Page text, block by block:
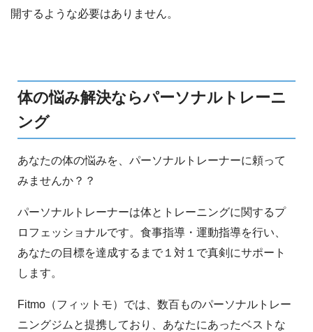
開するような必要はありません。
体の悩み解決ならパーソナルトレーニ
ング
あなたの体の悩みを、パーソナルトレーナーに頼って
みませんか？？
パーソナルトレーナーは体とトレーニングに関するプ
ロフェッショナルです。食事指導・運動指導を行い、
あなたの目標を達成するまで１対１で真剣にサポート
します。
Fitmo（フィットモ）では、数百ものパーソナルトレー
ニングジムと提携しており、あなたにあったベストな